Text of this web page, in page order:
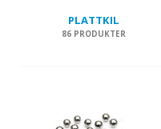
PLATTKIL
86 PRODUKTER